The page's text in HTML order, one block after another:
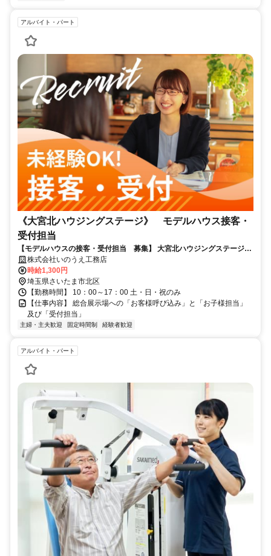
アルバイト・パート
《大宮北ハウジングステージ》 モデルハウス接客・
受付担当
【モデルハウスの接客・受付担当 募集】 大宮北ハウジングステージに
あるモデルハウス。2026年1月オープン！ お客様に適した住まいをトー
タルプロデュースしております。
株式会社いのうえ工務店
時給1,300円
埼玉県さいたま市北区
【勤務時間】 10：00～17：00 土・日・祝のみ
【仕事内容】 総合展示場への「お客様呼び込み」と「お子様担当」
及び「受付担当」
主婦・主夫歓迎 固定時間制 経験者歓迎
アルバイト・パート